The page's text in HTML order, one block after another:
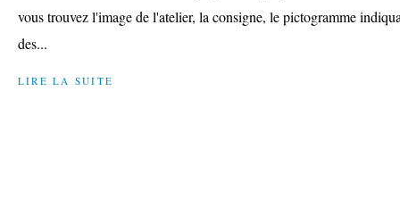
vous trouvez l'image de l'atelier, la consigne, le pictogramme
des...
LIRE LA SUITE